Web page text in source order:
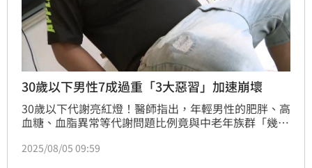
30歲以下男性7成過重「3大惡習」加速崩壞
30歲以下代謝亮紅燈！醫師指出，年輕男性的肥胖、高
血糖、血脂異常等代謝問題比例竟與中老年族群「幾乎
手，恐導致惡性循環。（記者：簡浩正）
2025/08/05 09:59